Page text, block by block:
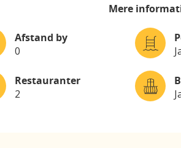
Mere
Afstand by
0
Restauranter
2